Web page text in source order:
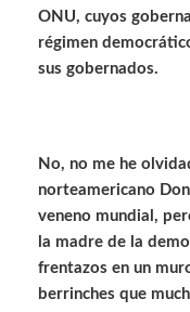
ONU, cuyos
régimen
sus gobernados.
No, no me he
norteamericano
veneno mundial,
la madre de la
frentazos en un
berrinches que